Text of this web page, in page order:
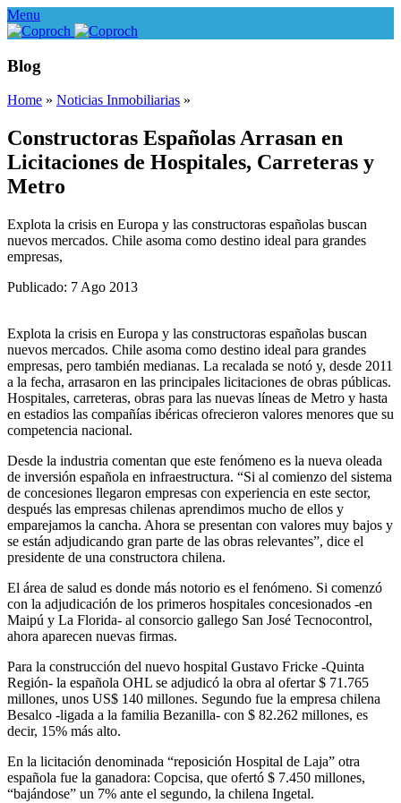
Menu
Blog
Home » Noticias Inmobiliarias »
Constructoras Españolas Arrasan en
Licitaciones de Hospitales, Carreteras y
Metro
Explota la crisis en Europa y las constructoras españolas buscan
nuevos mercados. Chile asoma como destino ideal para grandes
empresas,
Publicado: 7 Ago 2013
Explota la crisis en Europa y las constructoras españolas buscan
nuevos mercados. Chile asoma como destino ideal para grandes
empresas, pero también medianas. La recalada se notó y, desde 2011
a la fecha, arrasaron en las principales licitaciones de obras públicas.
Hospitales, carreteras, obras para las nuevas líneas de Metro y hasta
en estadios las compañías ibéricas ofrecieron valores menores que su
competencia nacional.
Desde la industria comentan que este fenómeno es la nueva oleada
de inversión española en infraestructura. “Si al comienzo del sistema
de concesiones llegaron empresas con experiencia en este sector,
después las empresas chilenas aprendimos mucho de ellos y
emparejamos la cancha. Ahora se presentan con valores muy bajos y
se están adjudicando gran parte de las obras relevantes”, dice el
presidente de una constructora chilena.
El área de salud es donde más notorio es el fenómeno. Si comenzó
con la adjudicación de los primeros hospitales concesionados -en
Maipú y La Florida- al consorcio gallego San José Tecnocontrol,
ahora aparecen nuevas firmas.
Para la construcción del nuevo hospital Gustavo Fricke -Quinta
Región- la española OHL se adjudicó la obra al ofertar $ 71.765
millones, unos US$ 140 millones. Segundo fue la empresa chilena
Besalco -ligada a la familia Bezanilla- con $ 82.262 millones, es
decir, 15% más alto.
En la licitación denominada “reposición Hospital de Laja” otra
española fue la ganadora: Copcisa, que ofertó $ 7.450 millones,
“bajándose” un 7% ante el segundo, la chilena Ingetal.